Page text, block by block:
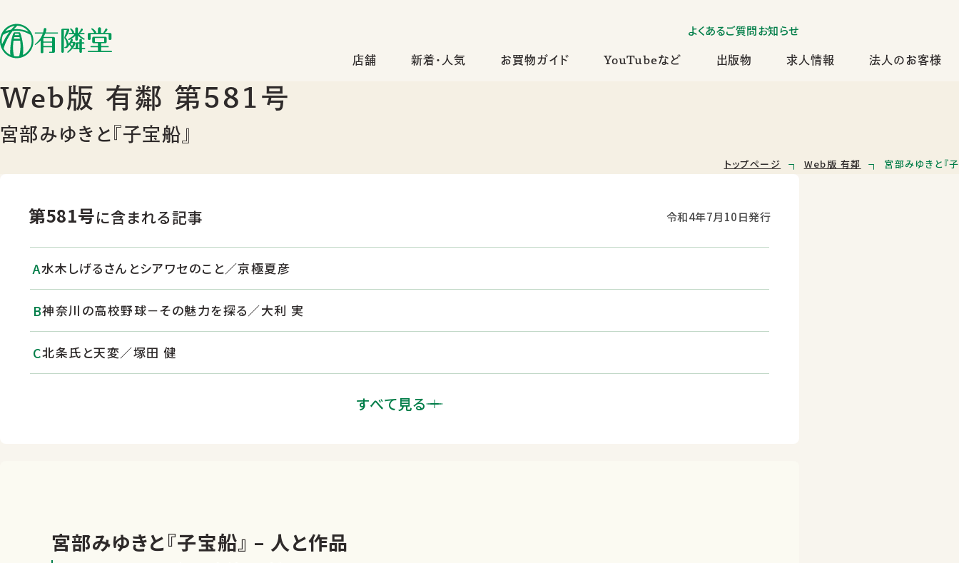
よくあるご質問お知らせ
店舗 新着・人気 お買物ガイド YouTubeなど 出版物 求人情報 法人のお客様
Web版 有鄰 第581号
宮部みゆきと『子宝船』
トップページ Web版 有鄰 宮部みゆきと『
第581号に含まれる記事 令和4年7月10日発行
水木しげるさんとシアワセのこと／京極夏彦
神奈川の高校野球－その魅力を探る／大利 実
北条氏と天変／塚田 健
すべて見る
宮部みゆきと『子宝船』 – 人と作品